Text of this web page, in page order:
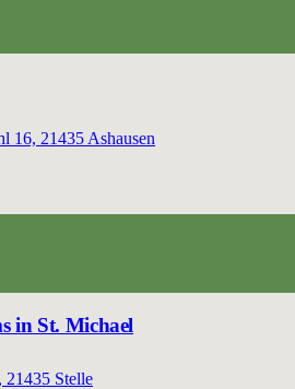
16, 21435 Ashausen
in St. Michael
Stelle